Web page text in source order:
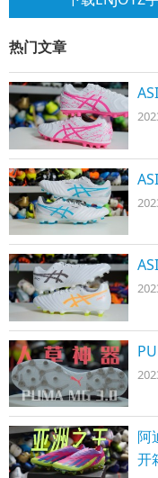
热门文章
阿
开